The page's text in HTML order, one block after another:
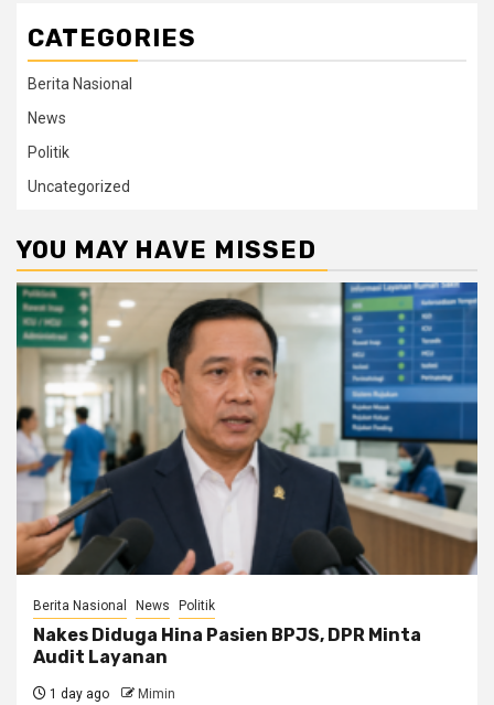
CATEGORIES
Berita Nasional
News
Politik
Uncategorized
YOU MAY HAVE MISSED
Berita Nasional News Politik
Nakes Diduga Hina Pasien BPJS, DPR Minta
Audit Layanan
1 day ago Mimin